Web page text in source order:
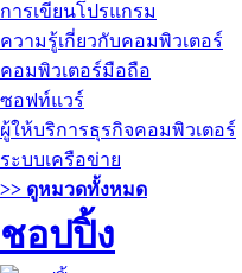
การเขียนโปรแกรม
ความรู้เกี่ยวกับคอมพิวเตอร์
คอมพิวเตอร์มือถือ
ซอฟท์แวร์
ผู้ให้บริการธุรกิจคอมพิวเตอร์
ระบบเครือข่าย
>> ดูหมวดทั้งหมด
ชอปปิ้ง